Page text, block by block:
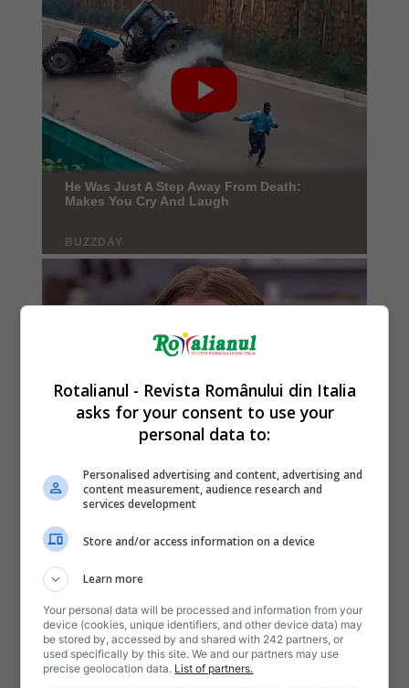
Rotalianul - Revista Românului din Italia
asks for your consent to use your
personal data to:
Personalised advertising and content, advertising and
content measurement, audience research and
services development
Store and/or access information on a device
Learn more
Your personal data will be processed and information from your
device (cookies, unique identifiers, and other device data) may
be stored by, accessed by and shared with 242 partners, or
used specifically by this site. We and our partners may use
precise geolocation data. List of partners.